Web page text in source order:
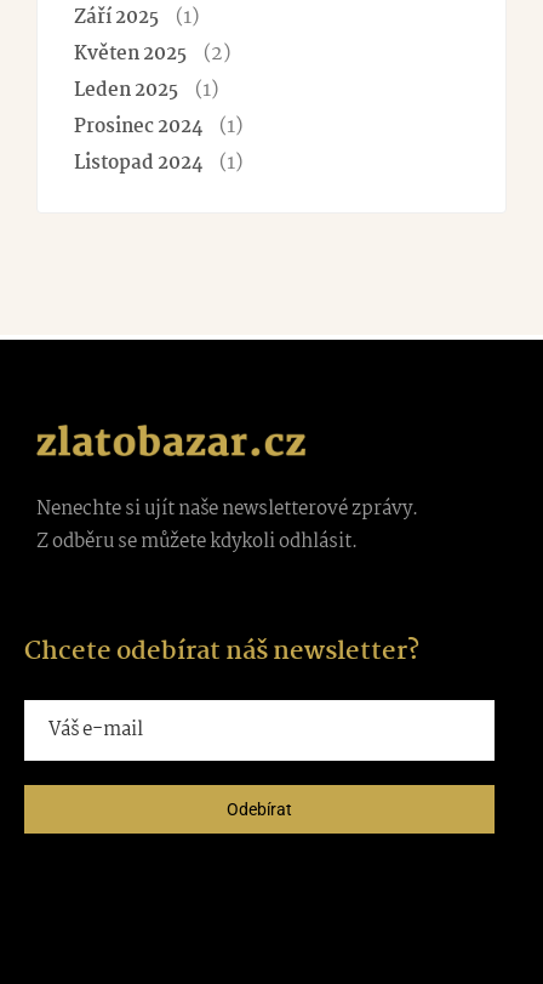
Září 2025 (1)
Květen 2025 (2)
Leden 2025 (1)
Prosinec 2024 (1)
Listopad 2024 (1)
Nenechte si ujít naše newsletterové zprávy.
Z odběru se můžete kdykoli odhlásit.
Chcete odebírat náš newsletter?
Odebírat